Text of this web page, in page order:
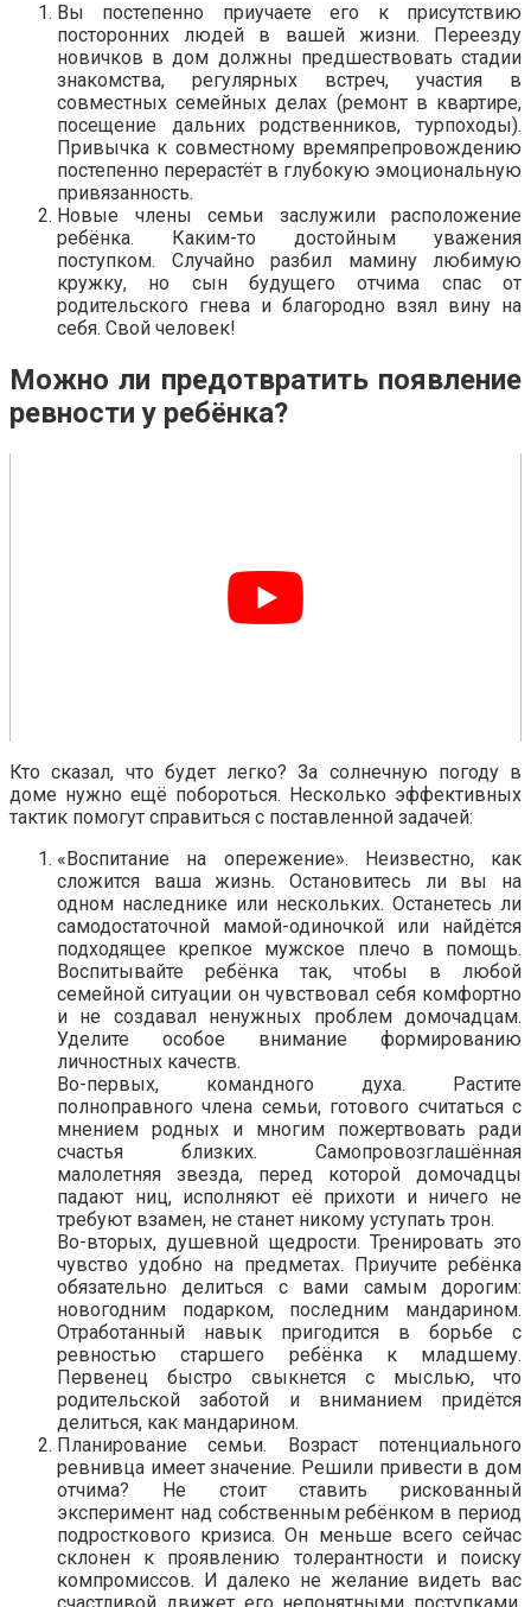
Вы постепенно приучаете его к присутствию
посторонних людей в вашей жизни. Переезду
новичков в дом должны предшествовать стадии
знакомства, регулярных встреч, участия в
совместных семейных делах (ремонт в квартире,
посещение дальних родственников, турпоходы).
Привычка к совместному времяпрепровождению
постепенно перерастёт в глубокую эмоциональную
привязанность.
Новые члены семьи заслужили расположение
ребёнка. Каким-то достойным уважения
поступком. Случайно разбил мамину любимую
кружку, но сын будущего отчима спас от
родительского гнева и благородно взял вину на
себя. Свой человек!
Можно ли предотвратить появление
ревности у ребёнка?
Кто сказал, что будет легко? За солнечную погоду в
доме нужно ещё побороться. Несколько эффективных
тактик помогут справиться с поставленной задачей:
«Воспитание на опережение». Неизвестно, как
сложится ваша жизнь. Остановитесь ли вы на
одном наследнике или нескольких. Останетесь ли
самодостаточной мамой-одиночкой или найдётся
подходящее крепкое мужское плечо в помощь.
Воспитывайте ребёнка так, чтобы в любой
семейной ситуации он чувствовал себя комфортно
и не создавал ненужных проблем домочадцам.
Уделите особое внимание формированию
личностных качеств.
Во-первых, командного духа. Растите
полноправного члена семьи, готового считаться с
мнением родных и многим пожертвовать ради
счастья близких. Самопровозглашённая
малолетняя звезда, перед которой домочадцы
падают ниц, исполняют её прихоти и ничего не
требуют взамен, не станет никому уступать трон.
Во-вторых, душевной щедрости. Тренировать это
чувство удобно на предметах. Приучите ребёнка
обязательно делиться с вами самым дорогим:
новогодним подарком, последним мандарином.
Отработанный навык пригодится в борьбе с
ревностью старшего ребёнка к младшему.
Первенец быстро свыкнется с мыслью, что
родительской заботой и вниманием придётся
делиться, как мандарином.
Планирование семьи. Возраст потенциального
ревнивца имеет значение. Решили привести в дом
отчима? Не стоит ставить рискованный
эксперимент над собственным ребёнком в период
подросткового кризиса. Он меньше всего сейчас
склонен к проявлению толерантности и поиску
компромиссов. И далеко не желание видеть вас